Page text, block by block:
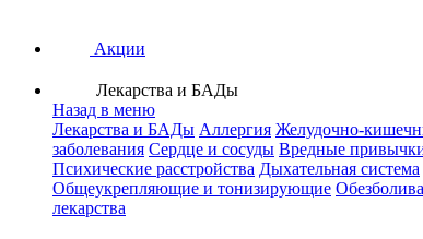
Акции
Лекарства и БАДы
Назад в меню
Лекарства и БАДы Аллергия Желудочно-
заболевания Сердце и сосуды Вредные
Психические расстройства Дыхательная система
Общеукрепляющие и тонизирующие
лекарства